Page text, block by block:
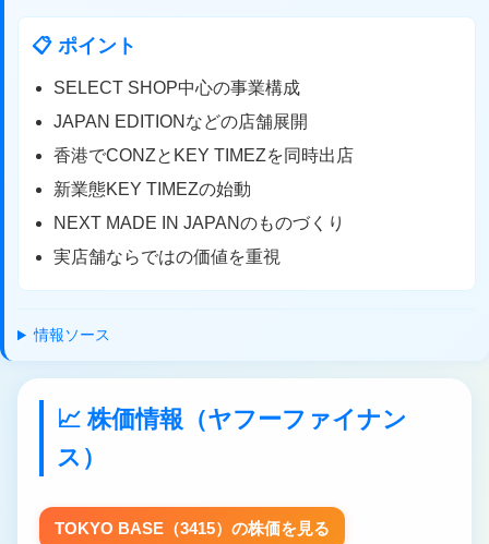
📋 ポイント
SELECT SHOP中心の事業構成
JAPAN EDITIONなどの店舗展開
香港でCONZとKEY TIMEZを同時出店
新業態KEY TIMEZの始動
NEXT MADE IN JAPANのものづくり
実店舗ならではの価値を重視
情報ソース
📈 株価情報（ヤフーファイナン
ス）
TOKYO BASE（3415）の株価を見る